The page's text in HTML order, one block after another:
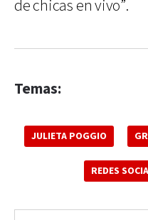
de chicas en vivo”.
Temas:
JULIETA POGGIO
REDES